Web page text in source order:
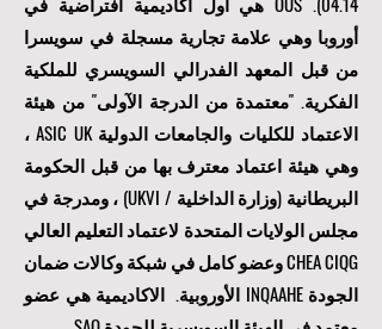
السويسرية وفقًا لرقم الرسالة (1523_01 /
04.14). OUS هي أول أكاديمية افتراضية في
أوروبا وهي علامة تجارية مسجلة في سويسرا
من قبل المعهد الفدرالي السويسري للملكية
معتمدة من الدرجة الآولى " من هيئة
وهي هيئة اعتماد معترف بها من قبل الحكومة
البريطانية (وزارة الداخلية / UKVI) ، ومدرجة في
مجلس الولايات المتحدة لاعتماد التعليم العالي
CHEA CIQG وعضو كامل في شبكة وكالات ضمان